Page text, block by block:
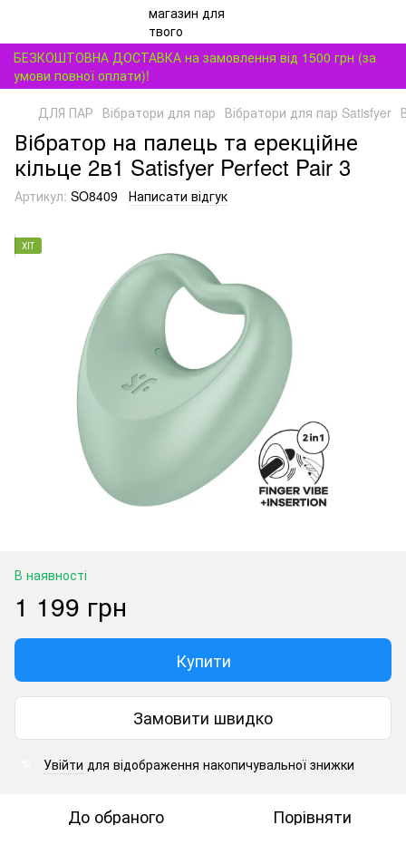
БЕЗКОШТОВНА ДОСТАВКА на замовлення від 1500 грн (за
умови повної оплати)!
ДЛЯ ПАР Вібратори для пар Вібратори для пар Satisfyer
Вібратор на палець та ерекційне
кільце 2в1 Satisfyer Perfect Pair 3
Артикул: SO8409 Написати відгук
ХІТ
В наявності
1 199 грн
Купити
Замовити швидко
Увійти для відображення накопичувальної знижки
До обраного Порівняти